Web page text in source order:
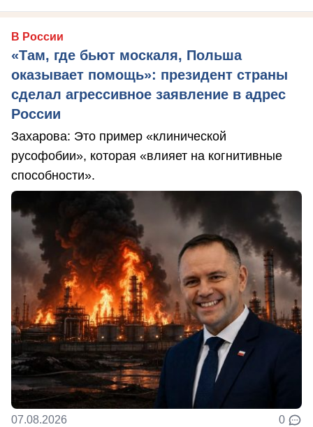
В России
«Там, где бьют москаля, Польша
оказывает помощь»: президент страны
сделал агрессивное заявление в адрес
России
Захарова: Это пример «клинической
русофобии», которая «влияет на когнитивные
способности».
07.08.2026 0